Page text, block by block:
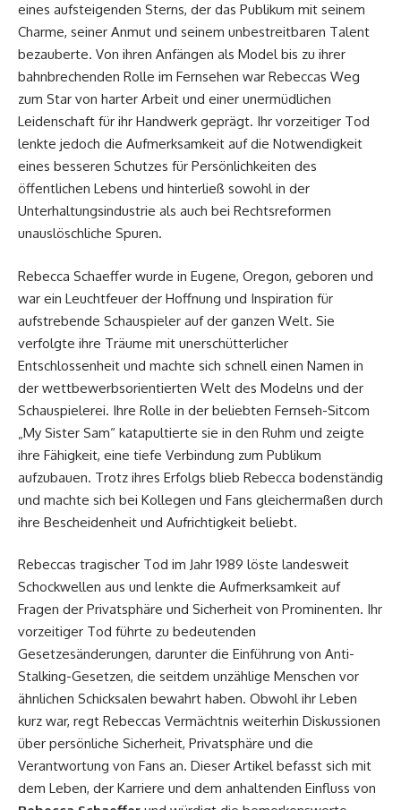
eines aufsteigenden Sterns, der das Publikum mit seinem
Charme, seiner Anmut und seinem unbestreitbaren Talent
bezauberte. Von ihren Anfängen als Model bis zu ihrer
bahnbrechenden Rolle im Fernsehen war Rebeccas Weg
zum Star von harter Arbeit und einer unermüdlichen
Leidenschaft für ihr Handwerk geprägt. Ihr vorzeitiger Tod
lenkte jedoch die Aufmerksamkeit auf die Notwendigkeit
eines besseren Schutzes für Persönlichkeiten des
öffentlichen Lebens und hinterließ sowohl in der
Unterhaltungsindustrie als auch bei Rechtsreformen
unauslöschliche Spuren.
Rebecca Schaeffer wurde in Eugene, Oregon, geboren und
war ein Leuchtfeuer der Hoffnung und Inspiration für
aufstrebende Schauspieler auf der ganzen Welt. Sie
verfolgte ihre Träume mit unerschütterlicher
Entschlossenheit und machte sich schnell einen Namen in
der wettbewerbsorientierten Welt des Modelns und der
Schauspielerei. Ihre Rolle in der beliebten Fernseh-Sitcom
„My Sister Sam“ katapultierte sie in den Ruhm und zeigte
ihre Fähigkeit, eine tiefe Verbindung zum Publikum
aufzubauen. Trotz ihres Erfolgs blieb Rebecca bodenständig
und machte sich bei Kollegen und Fans gleichermaßen durch
ihre Bescheidenheit und Aufrichtigkeit beliebt.
Rebeccas tragischer Tod im Jahr 1989 löste landesweit
Schockwellen aus und lenkte die Aufmerksamkeit auf
Fragen der Privatsphäre und Sicherheit von Prominenten. Ihr
vorzeitiger Tod führte zu bedeutenden
Gesetzesänderungen, darunter die Einführung von Anti-
Stalking-Gesetzen, die seitdem unzählige Menschen vor
ähnlichen Schicksalen bewahrt haben. Obwohl ihr Leben
kurz war, regt Rebeccas Vermächtnis weiterhin Diskussionen
über persönliche Sicherheit, Privatsphäre und die
Verantwortung von Fans an. Dieser Artikel befasst sich mit
dem Leben, der Karriere und dem anhaltenden Einfluss von